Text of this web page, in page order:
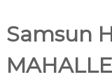
Samsun